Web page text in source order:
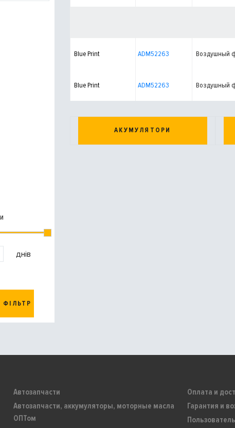
днів
Blue Print ADM52263 Воздушный
Blue Print ADM52263 Воздушный
АКУМУЛЯТОРИ
Автозапчасти
Автозапчасти, аккумуляторы, моторные масла
ОПТом
Оплата и
Гарантия и